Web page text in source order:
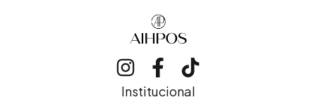
Institucional